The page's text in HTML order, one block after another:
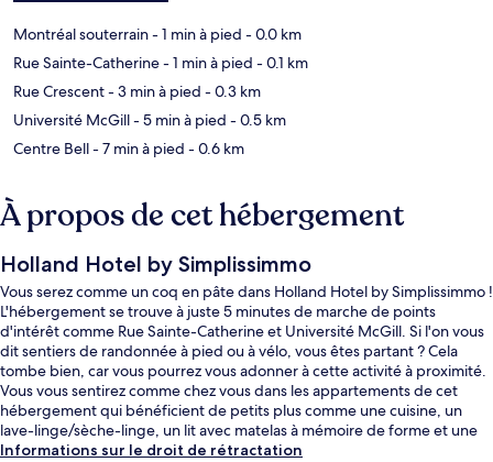
Montréal souterrain- 1 min à pied - 0.0 km
Rue Sainte-Catherine- 1 min à pied - 0.1 km
Rue Crescent- 3 min à pied - 0.3 km
Université McGill- 5 min à pied - 0.5 km
Centre Bell- 7 min à pied - 0.6 km
À propos de cet hébergement
Holland Hotel by Simplissimmo
Vous serez comme un coq en pâte dans Holland Hotel by Simplissimmo !
L'hébergement se trouve à juste 5 minutes de marche de points
d'intérêt comme Rue Sainte-Catherine et Université McGill. Si l'on vous
dit sentiers de randonnée à pied ou à vélo, vous êtes partant ? Cela
tombe bien, car vous pourrez vous adonner à cette activité à proximité.
Vous vous sentirez comme chez vous dans les appartements de cet
hébergement qui bénéficient de petits plus comme une cuisine, un
lave-linge/sèche-linge, un lit avec matelas à mémoire de forme et une
télévision à écran plat. L'hébergement se situe à une très courte
Informations sur le droit de rétractation